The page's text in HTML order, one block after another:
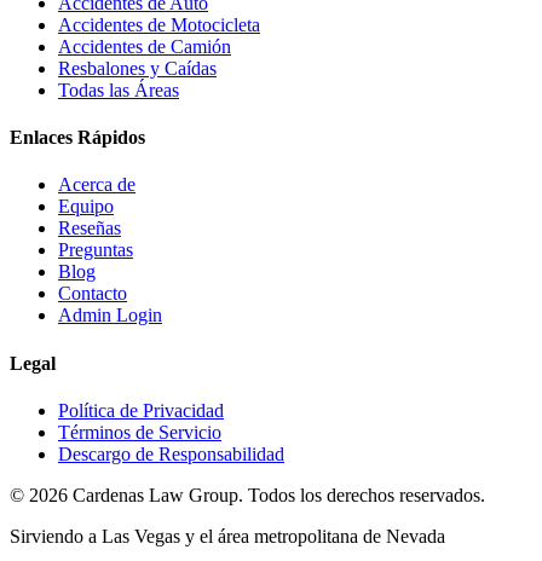
Accidentes de Motocicleta
Accidentes de Camión
Resbalones y Caídas
Todas las Áreas
Enlaces Rápidos
Acerca de
Equipo
Reseñas
Preguntas
Blog
Contacto
Admin Login
Legal
Política de Privacidad
Términos de Servicio
Descargo de Responsabilidad
© 2026 Cardenas Law Group. Todos los derechos reservados.
Sirviendo a Las Vegas y el área metropolitana de Nevada